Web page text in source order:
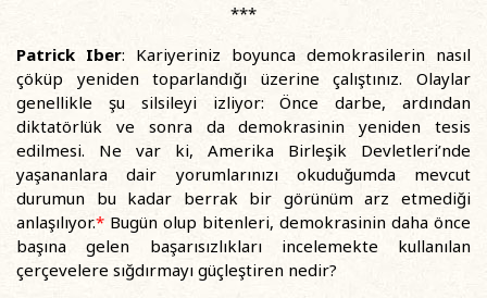
***
Patrick Iber: Kariyeriniz boyunca demokrasilerin nasıl
çöküp yeniden toparlandığı üzerine çalıştınız. Olaylar
genellikle şu silsileyi izliyor: Önce darbe, ardından
diktatörlük ve sonra da demokrasinin yeniden tesis
edilmesi. Ne var ki, Amerika Birleşik Devletleri’nde
yaşananlara dair yorumlarınızı okuduğumda mevcut
durumun bu kadar berrak bir görünüm arz etmediği
anlaşılıyor.* Bugün olup bitenleri, demokrasinin daha önce
başına gelen başarısızlıkları incelemekte kullanılan
çerçevelere sığdırmayı güçleştiren nedir?